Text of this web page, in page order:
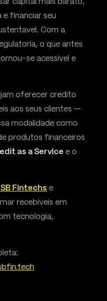
capital mais barato,
e financiar seu
Com a
o que antes
se acessivel e
oferecer credito
aos seus clientes —
modalidade como
produtos financeiros
as a Service e o
Fintechs e
recebiveis em
tecnologia,